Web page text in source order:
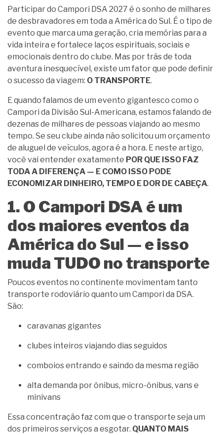
Participar do Campori DSA 2027 é o sonho de milhares
de desbravadores em toda a América do Sul. É o tipo de
evento que marca uma geração, cria memórias para a
vida inteira e fortalece laços espirituais, sociais e
emocionais dentro do clube. Mas por trás de toda
aventura inesquecível, existe um fator que pode definir
o sucesso da viagem: O TRANSPORTE.
E quando falamos de um evento gigantesco como o
Campori da Divisão Sul-Americana, estamos falando de
dezenas de milhares de pessoas viajando ao mesmo
tempo. Se seu clube ainda não solicitou um orçamento
de aluguel de veículos, agora é a hora. E neste artigo,
você vai entender exatamente POR QUE ISSO FAZ
TODA A DIFERENÇA — E COMO ISSO PODE
ECONOMIZAR DINHEIRO, TEMPO E DOR DE CABEÇA.
1. O Campori DSA é um
dos maiores eventos da
América do Sul — e isso
muda TUDO no transporte
Poucos eventos no continente movimentam tanto
transporte rodoviário quanto um Campori da DSA.
São:
caravanas gigantes
clubes inteiros viajando dias seguidos
comboios entrando e saindo da mesma região
alta demanda por ônibus, micro-ônibus, vans e
minivans
Essa concentração faz com que o transporte seja um
dos primeiros serviços a esgotar. QUANTO MAIS